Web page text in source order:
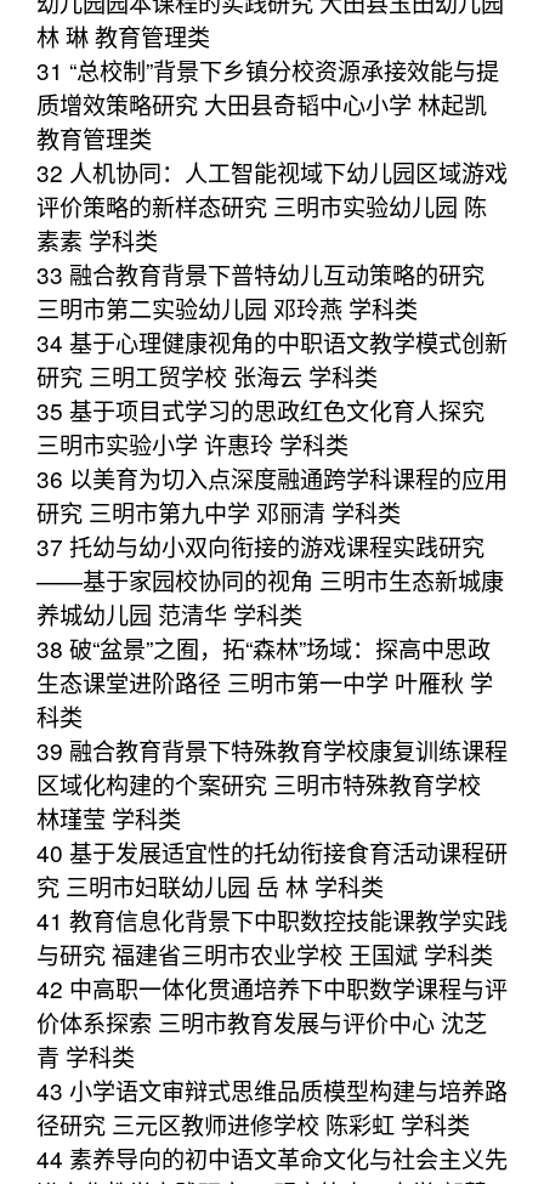
林 琳 教育管理类
31 “总校制”背景下乡镇分校资源承接效能与提
质增效策略研究 大田县奇韬中心小学 林起凯
教育管理类
32 人机协同：人工智能视域下幼儿园区域游戏
评价策略的新样态研究 三明市实验幼儿园 陈
素素 学科类
33 融合教育背景下普特幼儿互动策略的研究
三明市第二实验幼儿园 邓玲燕 学科类
34 基于心理健康视角的中职语文教学模式创新
研究 三明工贸学校 张海云 学科类
35 基于项目式学习的思政红色文化育人探究
三明市实验小学 许惠玲 学科类
36 以美育为切入点深度融通跨学科课程的应用
研究 三明市第九中学 邓丽清 学科类
37 托幼与幼小双向衔接的游戏课程实践研究
——基于家园校协同的视角 三明市生态新城康
养城幼儿园 范清华 学科类
38 破“盆景”之囿，拓“森林”场域：探高中思政
生态课堂进阶路径 三明市第一中学 叶雁秋 学
科类
39 融合教育背景下特殊教育学校康复训练课程
区域化构建的个案研究 三明市特殊教育学校
林瑾莹 学科类
40 基于发展适宜性的托幼衔接食育活动课程研
究 三明市妇联幼儿园 岳 林 学科类
41 教育信息化背景下中职数控技能课教学实践
与研究 福建省三明市农业学校 王国斌 学科类
42 中高职一体化贯通培养下中职数学课程与评
价体系探索 三明市教育发展与评价中心 沈芝
青 学科类
43 小学语文审辩式思维品质模型构建与培养路
径研究 三元区教师进修学校 陈彩虹 学科类
44 素养导向的初中语文革命文化与社会主义先